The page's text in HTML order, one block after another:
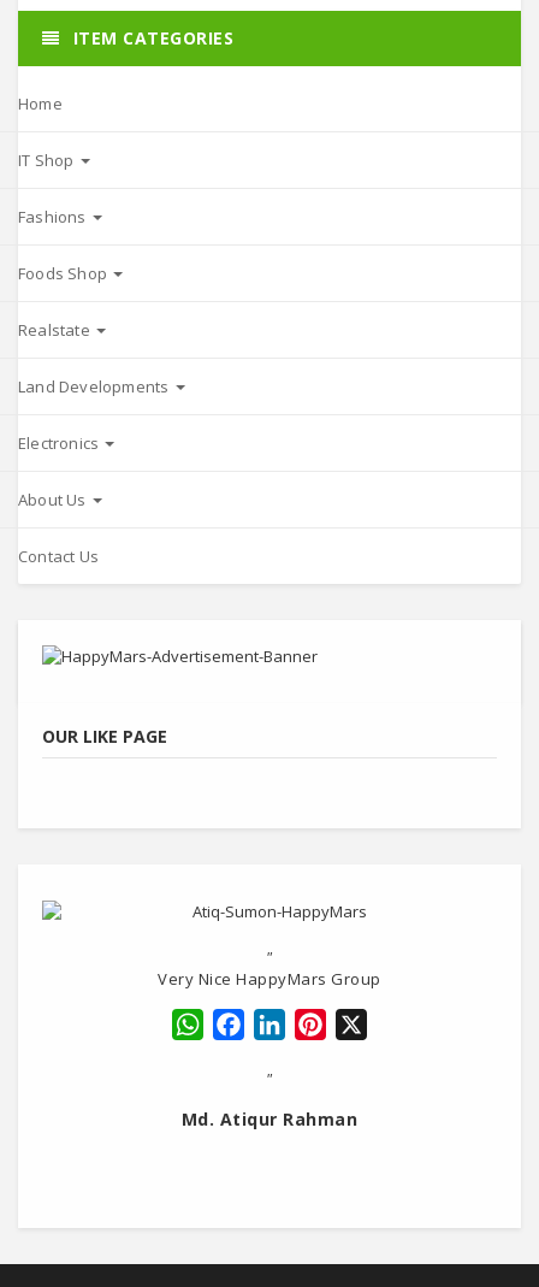
ITEM CATEGORIES
Home
IT Shop
Fashions
Foods Shop
Realstate
Land Developments
Electronics
About Us
Contact Us
OUR LIKE PAGE
"
Very Nice HappyMars Group
WhatsApp
FacebookLinkedInPinterest
"
Md. Atiqur Rahman